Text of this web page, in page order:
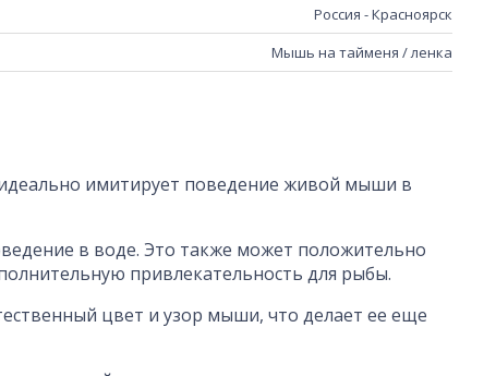
Россия - Красноярск
Мышь на тайменя / ленка
имитирует поведение живой мыши в
в воде. Это также может положительно
привлекательность для рыбы.
цвет и узор мыши, что делает ее еще